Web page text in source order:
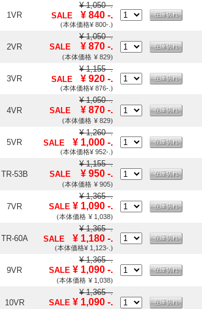
1VR
¥ 1,050 -.
SALE ¥ 840 -.
(本体価格¥ 800-. )
在庫切れ
2VR
¥ 1,050 -.
SALE ¥ 870 -.
(本体価格 ¥ 829)
在庫切れ
3VR
¥ 1,155 -.
SALE ¥ 920 -.
(本体価格¥ 876-. )
在庫切れ
4VR
¥ 1,050 -.
SALE ¥ 870 -.
(本体価格 ¥ 829)
在庫切れ
5VR
¥ 1,260 -.
SALE ¥ 1,000 -.
(本体価格¥ 952-. )
在庫切れ
TR-53B
¥ 1,155 -.
SALE ¥ 950 -.
(本体価格 ¥ 905)
在庫切れ
7VR
¥ 1,365 -.
SALE ¥ 1,090 -.
(本体価格 ¥ 1,038)
在庫切れ
TR-60A
¥ 1,365 -.
SALE ¥ 1,180 -.
(本体価格¥ 1,123-. )
在庫切れ
9VR
¥ 1,365 -.
SALE ¥ 1,090 -.
(本体価格 ¥ 1,038)
在庫切れ
10VR
¥ 1,365 -.
SALE ¥ 1,090 -. 在庫切れ